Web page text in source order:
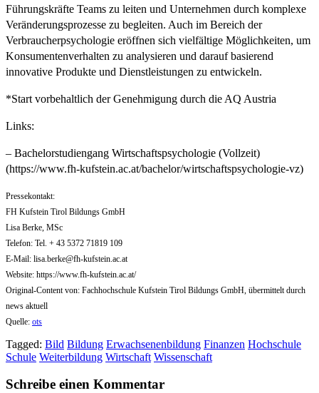
Führungskräfte Teams zu leiten und Unternehmen durch komplexe
Veränderungsprozesse zu begleiten. Auch im Bereich der
Verbraucherpsychologie eröffnen sich vielfältige Möglichkeiten, um
Konsumentenverhalten zu analysieren und darauf basierend
innovative Produkte und Dienstleistungen zu entwickeln.
*Start vorbehaltlich der Genehmigung durch die AQ Austria
Links:
– Bachelorstudiengang Wirtschaftspsychologie (Vollzeit)
(https://www.fh-kufstein.ac.at/bachelor/wirtschaftspsychologie-vz)
Pressekontakt:
FH Kufstein Tirol Bildungs GmbH
Lisa Berke, MSc
Telefon: Tel. + 43 5372 71819 109
E-Mail: lisa.berke@fh-kufstein.ac.at
Website: https://www.fh-kufstein.ac.at/
Original-Content von: Fachhochschule Kufstein Tirol Bildungs GmbH, übermittelt durch
news aktuell
Quelle: ots
Tagged: Bild Bildung Erwachsenenbildung Finanzen Hochschule
Schule Weiterbildung Wirtschaft Wissenschaft
Schreibe einen Kommentar